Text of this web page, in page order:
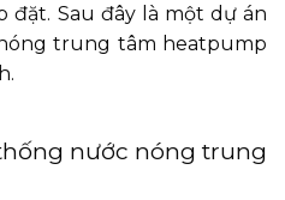
đặt. Sau đây là một dự án
trung tâm heatpump
nước nóng trung